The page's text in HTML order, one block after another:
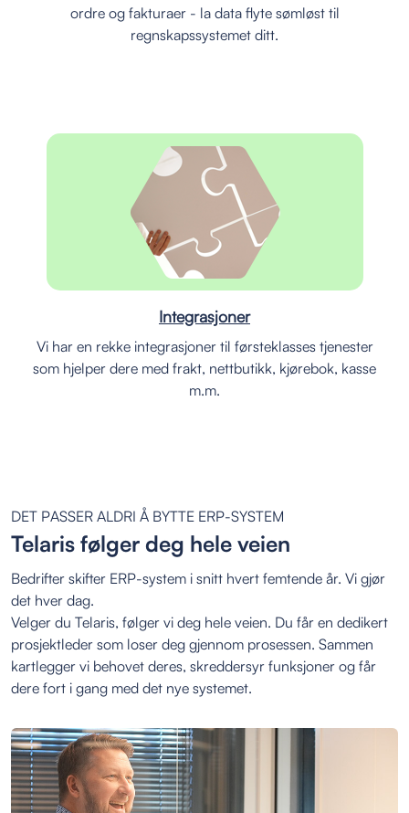
ordre og fakturaer - la data flyte sømløst til
regnskapssystemet ditt.
Integrasjoner
Vi har en rekke integrasjoner til førsteklasses tjenester
som hjelper dere med frakt, nettbutikk, kjørebok, kasse
m.m.
DET PASSER ALDRI Å BYTTE ERP-SYSTEM
Telaris følger deg hele veien
Bedrifter skifter ERP-system i snitt hvert femtende år. Vi gjør
det hver dag.
Velger du Telaris, følger vi deg hele veien. Du får en dedikert
prosjektleder som loser deg gjennom prosessen. Sammen
kartlegger vi behovet deres, skreddersyr funksjoner og får
dere fort i gang med det nye systemet.